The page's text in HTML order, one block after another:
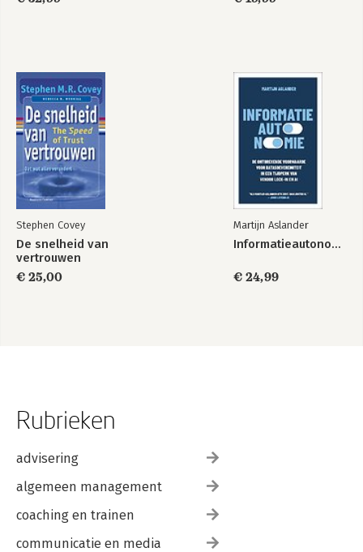
Stephen Covey
De snelheid van
vertrouwen
€ 25,00
Martijn Aslander
Informatieautonomie
€ 24,99
Rubrieken
advisering
algemeen management
coaching en trainen
communicatie en media